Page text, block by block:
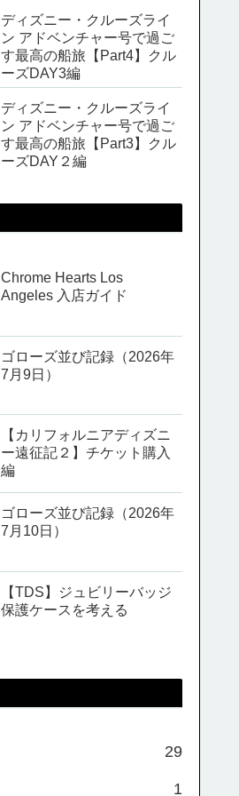
ディズニー・クルーズライ
ン アドベンチャー号で過ご
す最高の船旅【Part4】クル
ーズDAY3編
ディズニー・クルーズライ
ン アドベンチャー号で過ご
す最高の船旅【Part3】クル
ーズDAY２編
Chrome Hearts Los
Angeles 入店ガイド
ゴローズ並び記録（2026年
7月9日）
【カリフォルニアディズニ
ー遠征記２】チケット購入
編
ゴローズ並び記録（2026年
7月10日）
【TDS】ジュビリーバッジ
保護ケースを考える
29
1